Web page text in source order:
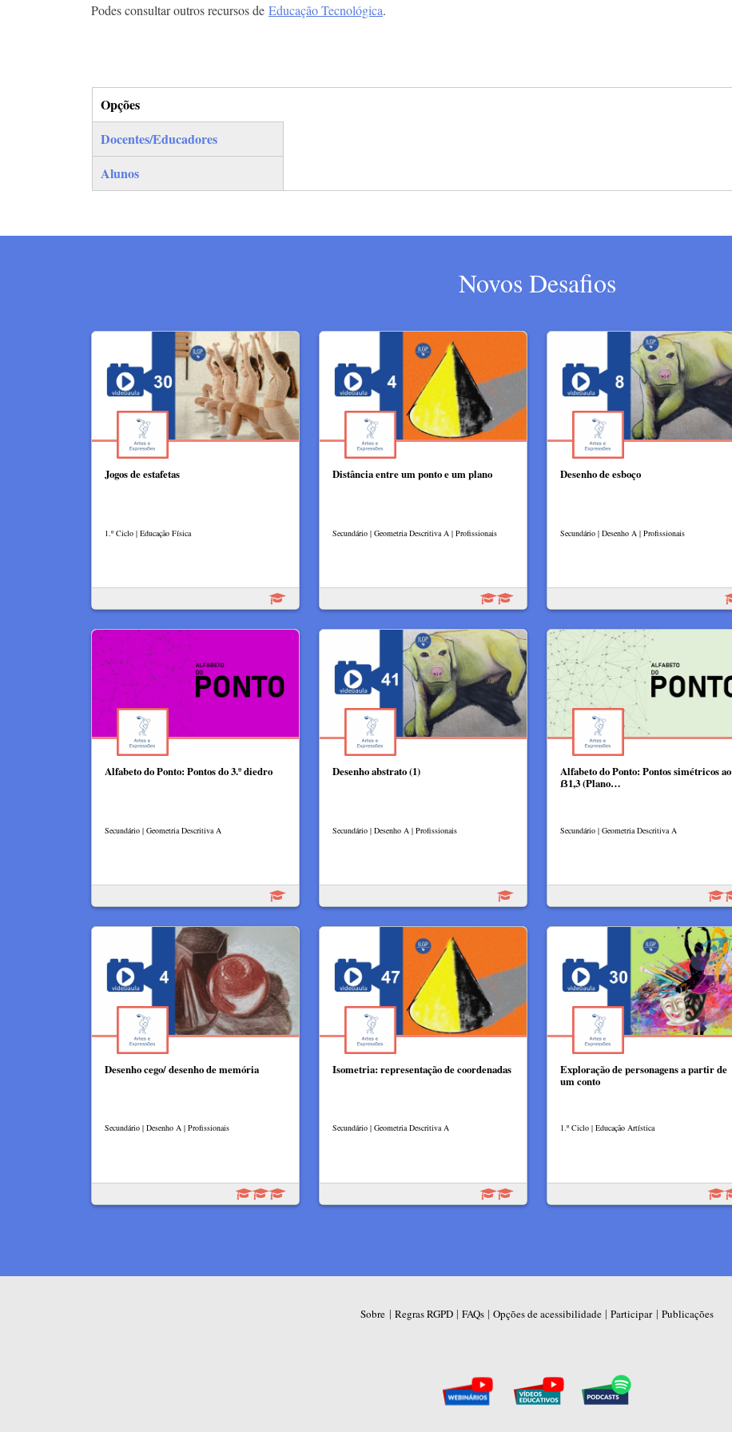
Podes consultar outros recursos de Educação Tecnológica.
Opções
(separador ativo)
Docentes/Educadores
Alunos
Novos Desafios
Jogos de estafetas
1.º Ciclo | Educação Física
Distância entre um ponto e um plano
Secundário | Geometria Descritiva A | Profissionais
Desenho de esboço
Secundário | Desenho A | Profissionais
Alfabeto do Ponto: Pontos do 3.º diedro
Secundário | Geometria Descritiva A
Desenho abstrato (1)
Secundário | Desenho A | Profissionais
Alfabeto do Ponto: Pontos simétricos ao
ẞ1,3 (Plano…
Secundário | Geometria Descritiva A
Desenho cego/ desenho de memória
Secundário | Desenho A | Profissionais
Isometria: representação de coordenadas
Secundário | Geometria Descritiva A
Exploração de personagens a partir de
um conto
1.º Ciclo | Educação Artística
Sobre | Regras RGPD | FAQs | Opções de acessibilidade | Participar| Publicações